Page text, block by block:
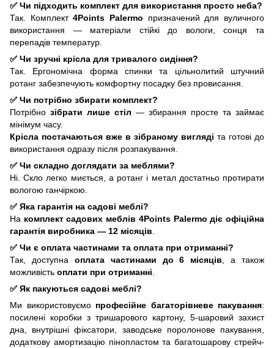
✅ Чи підходить комплект для використання просто неба?
Так. Комплект4Points Palermo призначений для вуличного
використання — матеріали стійкі до вологи, сонця та
перепадів температур.
✅ Чи зручні крісла для тривалого сидіння?
Так. Ергономічна форма спинки та цільнолитий штучний
ротанг забезпечують комфортну посадку без провисання.
✅ Чи потрібно збирати комплект?
Потрібно зібрати лише стіл — збирання просте та займає
мінімум часу.
Крісла постачаються вже в зібраному вигляді та готові до
використання одразу після розпакування.
✅ Чи складно доглядати за меблями?
Ні. Скло легко миється, а ротанг і метал достатньо протирати
вологою ганчіркою.
✅ Яка гарантія на садові меблі?
На комплект садових меблів 4Points Palermoдіє офіційна
гарантія виробника — 12 місяців.
✅ Чи є оплата частинами та оплата при отриманні?
Так, доступна оплата частинами до 6 місяців, а також
можливість оплати при отриманні.
✅ Як пакуються садові меблі?
Ми використовуємо професійне багаторівневе пакування:
посилені коробки з тришарового картону, 5-шаровий захист
дна, внутрішні фіксатори, заводське поролонове пакування,
додаткову амортизацію пінопластом та багатошарову стрейч-